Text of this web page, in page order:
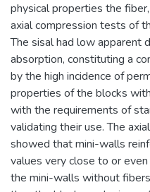
physical properties the
axial compression tests of
The sisal had low apparent
absorption, constituting a
by the high incidence of
properties of the blocks
with the requirements of
validating their use. The
showed that mini-walls
values very close to or
the mini-walls without